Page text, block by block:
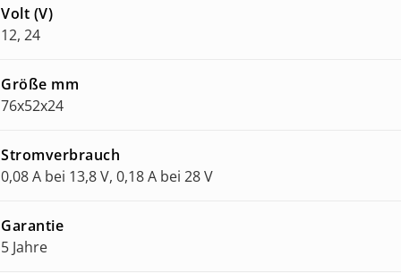
Volt (V)
12, 24
Größe mm
76x52x24
Stromverbrauch
0,08 A bei 13,8 V, 0,18 A bei 28 V
Garantie
5 Jahre